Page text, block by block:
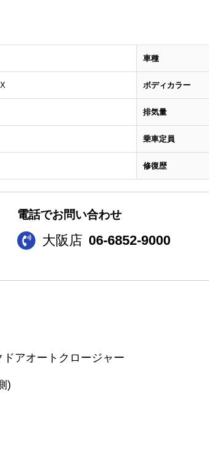
車種
ボディカラー
排気量
乗車定員
修復歴
電話でお問い合わせ
大阪店 06-6852-9000
アオートクロージャー
)